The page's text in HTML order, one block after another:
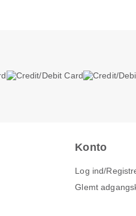
Konto
Log ind/
Glemt